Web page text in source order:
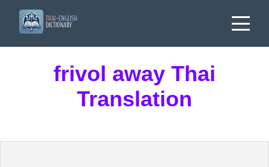
frivol away Thai
Translation